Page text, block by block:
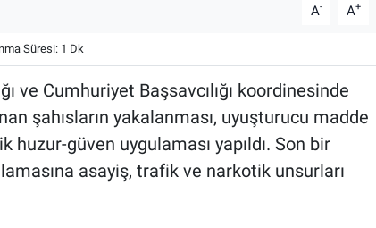
A- A+
Süresi: 1 Dk
ve Cumhuriyet Başsavcılığı koordinesinde
şahısların yakalanması, uyuşturucu madde
huzur-güven uygulaması yapıldı. Son bir
asayiş, trafik ve narkotik unsurları